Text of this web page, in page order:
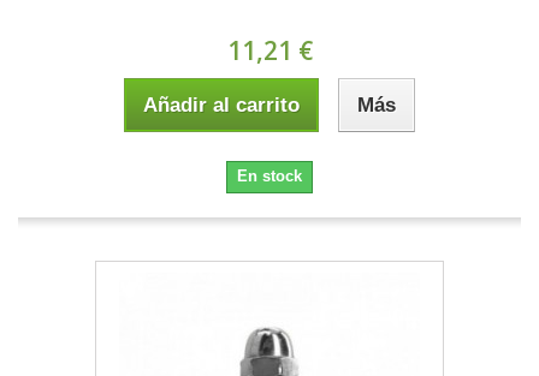
11,21 €
Añadir al carrito Más
En stock